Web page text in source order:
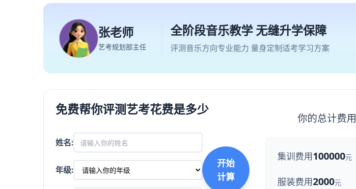
张老师
艺考规划部主任
全阶段音乐教学 无缝升学保障
评测音乐方向专业能力 量身定制适考学习方案
免费帮你评测艺考花费是多少
姓名:
年级:
开始
计算
你的总计费用
集训费用100000元
服装费用2000元